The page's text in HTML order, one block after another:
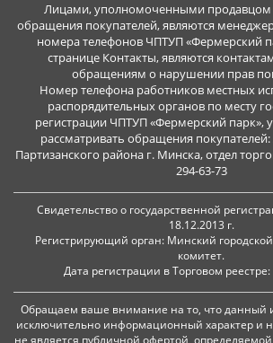
Лицами, уполномоченными продавцом
обращения покупателей, являются
номера телефонов ЧПТУП «Фермерский
странице Контакты, являются
обращениям о нарушении прав
Номер телефона работников местных
распорядительных органов по месту
регистрации ЧПТУП «Фермерский
рассматривать обращения
Партизанского района г. Минска, отдел
294-63-73
Свидетельство о государственной
18.12.2013 г.
Регистрирующий орган: Минский
комитет.
Дата регистрации в Торговом реестре:
Обращаем ваше внимание на то, что данный
исключительно информационный характер и
не является публичной офертой,